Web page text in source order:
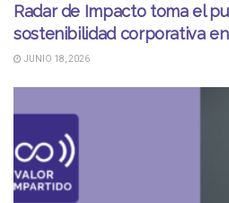
Radar de Impacto toma el
sostenibilidad corporativa
JUNIO 18, 2026